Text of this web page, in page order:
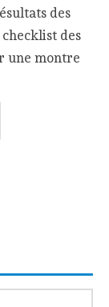
des
des
une montre